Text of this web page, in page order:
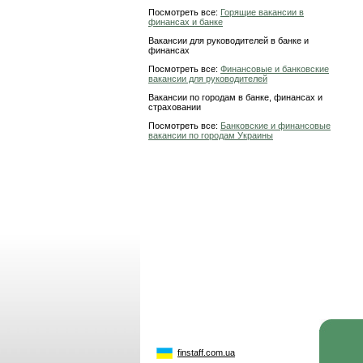
Посмотреть все: Горящие вакансии в
финансах и банке
Вакансии для руководителей в банке и
финансах
Посмотреть все: Финансовые и банковские
вакансии для руководителей
Вакансии по городам в банке, финансах и
страховании
Посмотреть все: Банковские и финансовые
вакансии по городам Украины
finstaff.com.ua